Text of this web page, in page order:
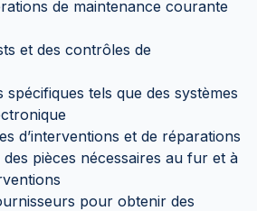
de maintenance courante
et des contrôles de
spécifiques tels que des systèmes
d’interventions et de réparations
pièces nécessaires au fur et à
pour obtenir des